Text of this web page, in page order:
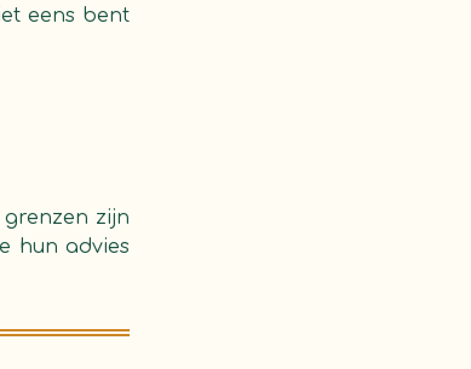
eens bent
grenzen zijn
hun advies